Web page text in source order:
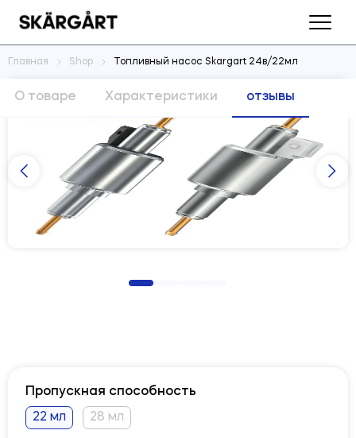
Главная Shop Топливный насос Skargart 24в/22мл
О товаре Характеристики отзывы
Пропускная способность
22 мл
28 мл